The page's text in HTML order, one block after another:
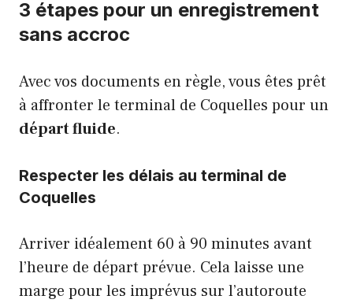
3 étapes pour un enregistrement
sans accroc
Avec vos documents en règle, vous êtes prêt
à affronter le terminal de Coquelles pour un
départ fluide.
Respecter les délais au terminal de
Coquelles
Arriver idéalement 60 à 90 minutes avant
l’heure de départ prévue. Cela laisse une
marge pour les imprévus sur l’autoroute